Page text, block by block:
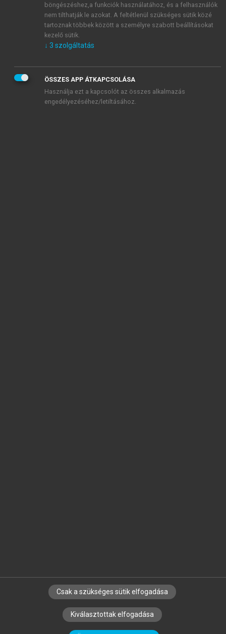
Általános vásárlási feltételeket, valamint a szotar.netés a
mersz.huoldalak licencszerződéseiben foglaltakat
tudomásul veszem és elfogadom.
KIPRÓBÁLOM
SZERZŐKNEK CÉGEKNEK KÖNYVTÁROSOKNAK
SZERKESZTÉSI ÉS LEKTORÁLÁSI ALAPELVEK
böngészéshez,a funkciók használatához, és a felhasználók
nem tilthatják le azokat. A feltétlenül szükséges sütik közé
tartoznak többek között a személyre szabott beállításokat
kezelő sütik.
↓ 3 szolgáltatás
ÖSSZES APP ÁTKAPCSOLÁSA
Használja ezt a kapcsolót az összes alkalmazás
engedélyezéséhez/letiltásához.
Csak a szükséges sütik elfogadása
Kiválasztottak elfogadása